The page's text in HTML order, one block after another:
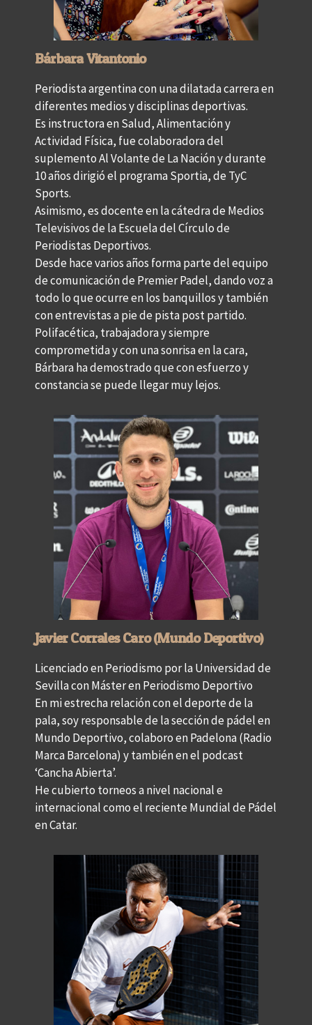
Bárbara Vitantonio
Periodista argentina con una dilatada carrera en
diferentes medios y disciplinas deportivas.
Es instructora en Salud, Alimentación y
Actividad Física, fue colaboradora del
suplemento Al Volante de La Nación y durante
10 años dirigió el programa Sportia, de TyC
Sports.
Asimismo, es docente en la cátedra de Medios
Televisivos de la Escuela del Círculo de
Periodistas Deportivos.
Desde hace varios años forma parte del equipo
de comunicación de Premier Padel, dando voz a
todo lo que ocurre en los banquillos y también
con entrevistas a pie de pista post partido.
Polifacética, trabajadora y siempre
comprometida y con una sonrisa en la cara,
Bárbara ha demostrado que con esfuerzo y
constancia se puede llegar muy lejos.
Javier Corrales Caro (Mundo Deportivo)
Licenciado en Periodismo por la Universidad de
Sevilla con Máster en Periodismo Deportivo
En mi estrecha relación con el deporte de la
pala, soy responsable de la sección de pádel en
Mundo Deportivo, colaboro en Padelona (Radio
Marca Barcelona) y también en el podcast
‘Cancha Abierta’.
He cubierto torneos a nivel nacional e
internacional como el reciente Mundial de Pádel
en Catar.